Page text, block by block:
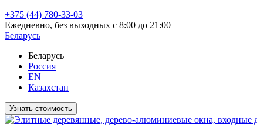
+375 (44) 780-33-03
Ежедневно, без выходных с 8:00 до 21:00
Беларусь
Беларусь
Россия
EN
Казахстан
Узнать стоимость